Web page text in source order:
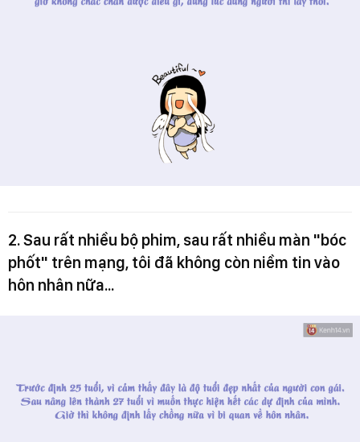
2. Sau rất nhiều bộ phim, sau rất nhiều màn "bóc
phốt" trên mạng, tôi đã không còn niềm tin vào
hôn nhân nữa...